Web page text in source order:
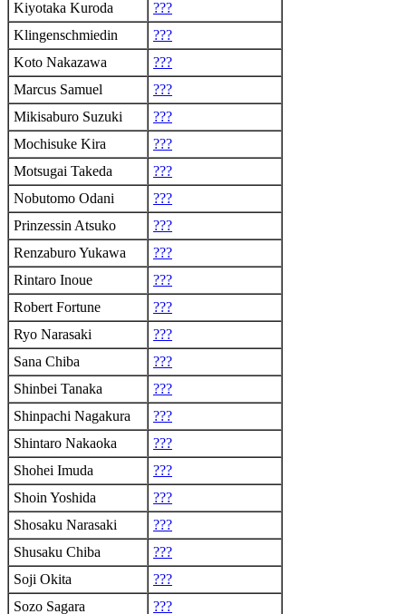
Kiyotaka Kuroda
???
Klingenschmiedin
???
Koto Nakazawa
???
Marcus Samuel
???
Mikisaburo Suzuki
???
Mochisuke Kira
???
Motsugai Takeda
???
Nobutomo Odani
???
Prinzessin Atsuko
???
Renzaburo Yukawa
???
Rintaro Inoue
???
Robert Fortune
???
Ryo Narasaki
???
Sana Chiba
???
Shinbei Tanaka
???
Shinpachi Nagakura
???
Shintaro Nakaoka
???
Shohei Imuda
???
Shoin Yoshida
???
Shosaku Narasaki
???
Shusaku Chiba
???
Soji Okita
???
Sozo Sagara
???